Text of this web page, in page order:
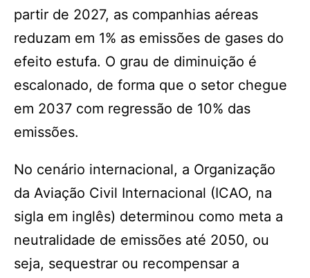
partir de 2027, as companhias aéreas
reduzam em 1% as emissões de gases do
efeito estufa. O grau de diminuição é
escalonado, de forma que o setor chegue
em 2037 com regressão de 10% das
emissões.
No cenário internacional, a Organização
da Aviação Civil Internacional (ICAO, na
sigla em inglês) determinou como meta a
neutralidade de emissões até 2050, ou
seja, sequestrar ou recompensar a